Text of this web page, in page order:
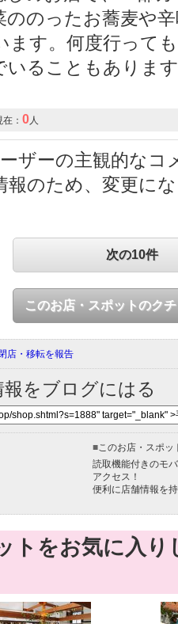
ののったお蕎麦や
ます。何度行って
いることもありま
在： 0人
ザーの主観的なコ
報のため、変更に
次の10件
このお店・スポットのク
店・移転を報告
をブログにはる
■このお店・スポッ
読取機能付きのモ
アクセス！
便利に店舗情報を
トをお気に入